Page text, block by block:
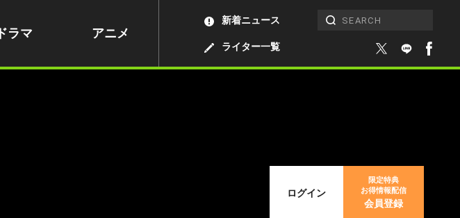
ドラマ アニメ
ライター一覧
新着ニュース
ログイン
限定特典
お得情報配信
会員登録